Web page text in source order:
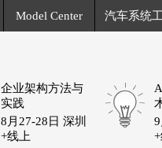
Model Center 汽车系统
企业架构方法与
实践
8月27-28日 深圳
+线上